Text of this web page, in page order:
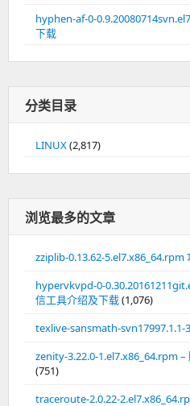
hyphen-af-0-
下载
分类目录
LINUX(2,817)
浏览最多的文章
zziplib-0.13.62-5.el7.x86_64.rpm
hypervkvpd-0-
信工具介绍及下载(1,076)
texlive-sansmath-
zenity-3.22.0-1.el7.x86_64.rpm
(751)
traceroute-2.0.22-